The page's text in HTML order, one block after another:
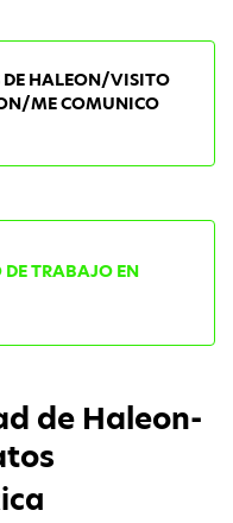
DE HALEON/VISITO
ME COMUNICO
TRABAJO EN
de Haleon-